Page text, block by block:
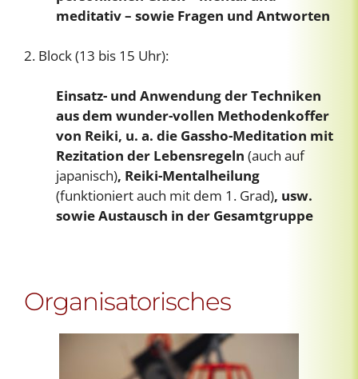
meditativ – sowie Fragen und Antworten
2. Block (13 bis 15 Uhr):
Einsatz- und Anwendung der Techniken
aus dem wunder-vollen Methodenkoffer
von Reiki, u. a. die Gassho-Meditation mit
Rezitation der Lebensregeln (auch auf
japanisch), Reiki-Mentalheilung
(funktioniert auch mit dem 1. Grad), usw.
sowie Austausch in der Gesamtgruppe
Organisatorisches